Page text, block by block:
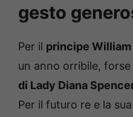
gesto
Per il principe William
un anno orribile,
di Lady Diana
Per il futuro re e la